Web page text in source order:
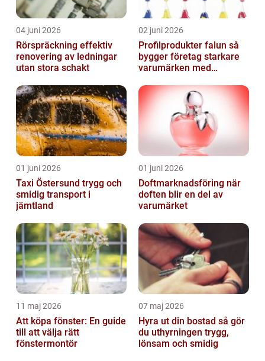
04 juni 2026
Rörspräckning effektiv
renovering av ledningar
utan stora schakt
02 juni 2026
Profilprodukter falun så
bygger företag starkare
varumärken med
01 juni 2026
Taxi Östersund trygg och
smidig transport i
jämtland
01 juni 2026
Doftmarknadsföring när
doften blir en del av
varumärket
11 maj 2026
Att köpa fönster: En guide
till att välja rätt
fönstermontör
07 maj 2026
Hyra ut din bostad så gör
du uthyrningen trygg,
lönsam och smidig